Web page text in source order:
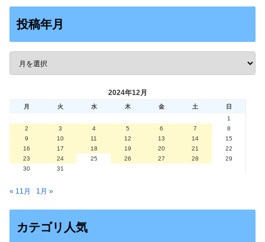
投稿年月
2024年12月
月 火 水 木 金 土
日
1
2
3 4 5 6 7
8
9
10 11 12 13 14
15
16
17 18 19 20 21
22
23
24 25 26 27 28
29
30
31
« 11月 1月 »
カテゴリ人気